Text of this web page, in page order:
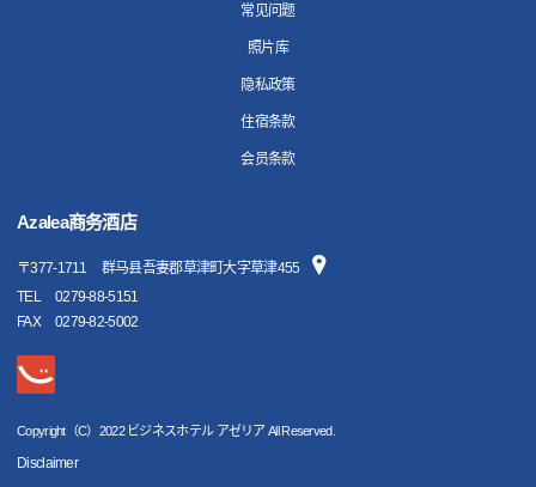
常见问题
照片库
隐私政策
住宿条款
会员条款
Azalea商务酒店
〒377-1711
群马县吾妻郡草津町大字草津455
TEL
0279-88-5151
FAX
0279-82-5002
Copyright（C）2022 ビジネスホテル アゼリア All Reserved.
Disclaimer